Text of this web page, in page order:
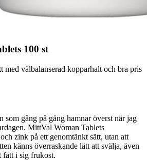
100 st
välbalanserad kopparhalt och bra pris
som gång på gång hamnar överst när jag
MittVal Woman Tablets
zink på ett genomtänkt sätt, utan att
känns överraskande lätt att svälja, även
fått i sig frukost.